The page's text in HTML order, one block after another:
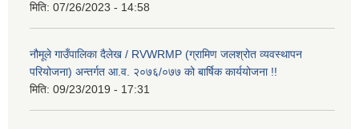
मिति: 07/26/2023 - 14:58
नौमूले गाउँपालिका दैलेख / RVWRMP (ग्रामिण जलश्रोत व्यवस्थापन
परियोजना) अन्तर्गत आ.व. २०७६/०७७ को बार्षिक कार्ययोजना !!
मिति: 09/23/2019 - 17:31